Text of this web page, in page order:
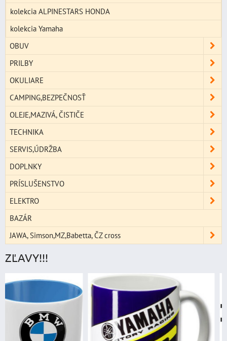
kolekcia ALPINESTARS HONDA
kolekcia Yamaha
OBUV
PRILBY
OKULIARE
CAMPING,BEZPEČNOSŤ
OLEJE,MAZIVÁ, ČISTIČE
TECHNIKA
SERVIS,ÚDRŽBA
DOPLNKY
PRÍSLUŠENSTVO
ELEKTRO
BAZÁR
JAWA, Simson,MZ,Babetta, ČZ cross
ZĽAVY!!!